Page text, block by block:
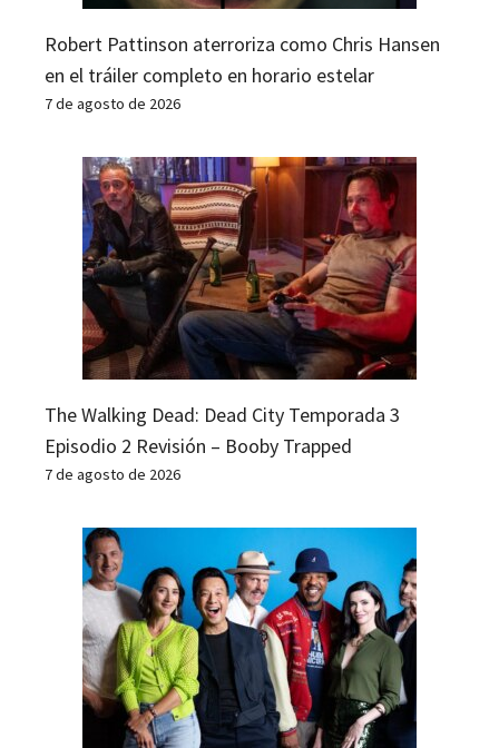
Robert Pattinson aterroriza como Chris Hansen
en el tráiler completo en horario estelar
7 de agosto de 2026
The Walking Dead: Dead City Temporada 3
Episodio 2 Revisión – Booby Trapped
7 de agosto de 2026